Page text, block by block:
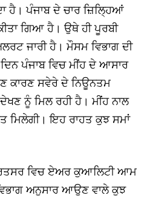
ਹੈ। ਪੰਜਾਬ ਦੇ ਚਾਰ ਜ਼ਿਲ੍ਹਿਆਂ
ਗਿਆ ਹੈ। ਉਥੇ ਹੀ ਪੂਰਬੀ
ਜਾਰੀ ਹੈ। ਮੌਸਮ ਵਿਭਾਗ ਦੀ
ਪੰਜਾਬ ਵਿਚ ਮੀਂਹ ਦੇ ਆਸਾਰ
ਕਾਰਣ ਸਵੇਰੇ ਦੇ ਨਿਊਨਤਮ
ਨੂੰ ਮਿਲ ਰਹੀ ਹੈ। ਮੀਂਹ ਨਾਲ
ਮਿਲੇਗੀ। ਇਹ ਰਾਹਤ ਕੁਝ ਸਮਾਂ
ਵਿਚ ਏਅਰ ਕੁਆਲਿਟੀ ਆਮ
ਅਨੁਸਾਰ ਆਉਣ ਵਾਲੇ ਕੁਝ